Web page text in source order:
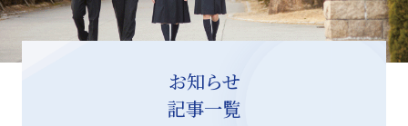
お知らせ
記事一覧